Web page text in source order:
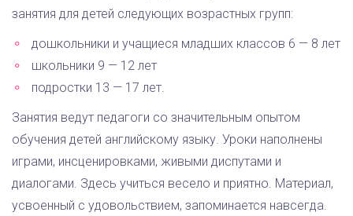
занятия для детей следующих возрастных групп:
дошкольники и учащиеся младших классов 6 — 8 лет
школьники 9 — 12 лет
подростки 13 — 17 лет.
Занятия ведут педагоги со значительным опытом
обучения детей английскому языку. Уроки наполнены
играми, инсценировками, живыми диспутами и
диалогами. Здесь учиться весело и приятно. Материал,
усвоенный с удовольствием, запоминается навсегда.